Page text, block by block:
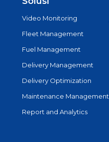
Video Monitoring
Fleet Management
Fuel Management
Delivery Management
Delivery Optimization
Maintenance Management
Report and Analytics